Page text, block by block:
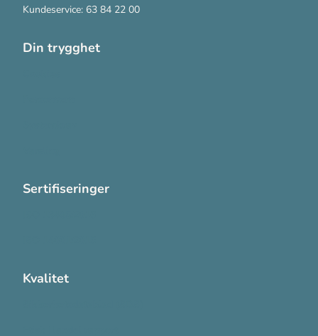
Kundeservice: 63 84 22 00
Din trygghet
Sertifiseringer
Kvalitet